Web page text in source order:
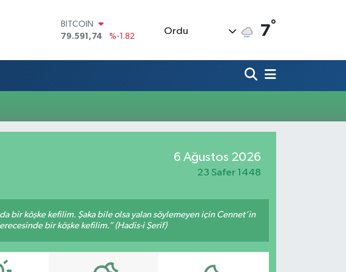
BITCOIN
79.591,74
%-1.82
45,43620
%0.02
G.ALTIN
6862,09000
%0.19
Ordu 7°
6 Ağustos 2026
23 Safer 1448
bir köşke kefilim. Şaka bile olsa yalan söylemeyen için Cennet’in
bir köşke kefilim.” (Hadis-i Şerif)